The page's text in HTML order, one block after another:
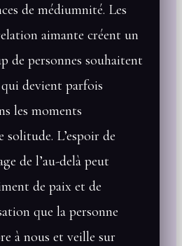
de médiumnité. Les
aimante créent un
de personnes souhaitent
devient parfois
les moments
solitude. L’espoir de
de l’au-delà peut
de paix et de
que la personne
à nous et veille sur